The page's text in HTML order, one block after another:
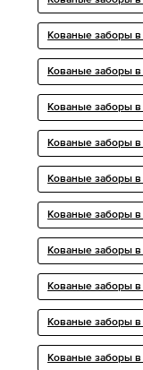
Кованые заборы
Кованые заборы в
Кованые заборы в
Кованые заборы в
Кованые заборы
Кованые заборы
Кованые заборы
Кованые заборы
Кованые заборы в
Кованые заборы